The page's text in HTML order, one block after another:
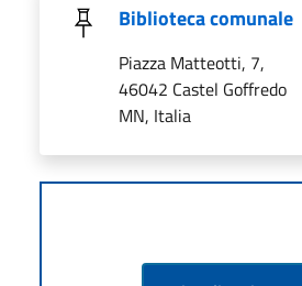
Biblioteca comunale
Piazza Matteotti, 7,
46042 Castel Goffredo
MN, Italia